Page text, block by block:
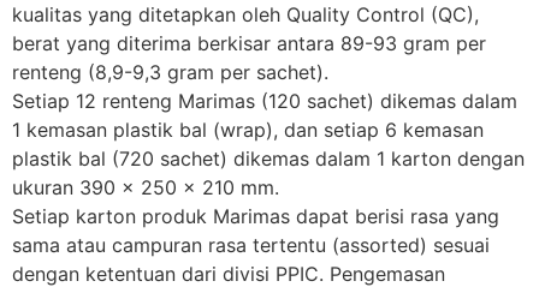
kualitas yang ditetapkan oleh Quality Control (QC),
berat yang diterima berkisar antara 89-93 gram per
renteng (8,9-9,3 gram per sachet).
Setiap 12 renteng Marimas (120 sachet) dikemas dalam
1 kemasan plastik bal (wrap), dan setiap 6 kemasan
plastik bal (720 sachet) dikemas dalam 1 karton dengan
ukuran 390 x 250 x 210 mm.
Setiap karton produk Marimas dapat berisi rasa yang
sama atau campuran rasa tertentu (assorted) sesuai
dengan ketentuan dari divisi PPIC. Pengemasan